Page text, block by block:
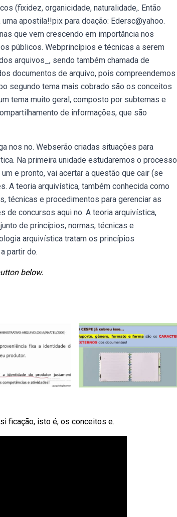
(fixidez, organicidade, naturalidade,. Então
apostila!!pix para doação: Edersc@yahoo.
que vem crescendo em importância nos
públicos. Webprincípios e técnicas a serem
arquivos_, sendo também chamada de
documentos de arquivo, pois compreendemos
segundo tema mais cobrado são os conceitos
tema muito geral, composto por subtemas e
de informações, que são
nos no. Webserão criadas situações para
Na primeira unidade estudaremos o processo
e pronto, vai acertar a questão que cair (se
A teoria arquivística, também conhecida como
técnicas e procedimentos para gerenciar as
de concursos aqui no. A teoria arquivística,
de princípios, normas, técnicas e
arquivística tratam os princípios
partir do.
below.
ficação, isto é, os conceitos e.